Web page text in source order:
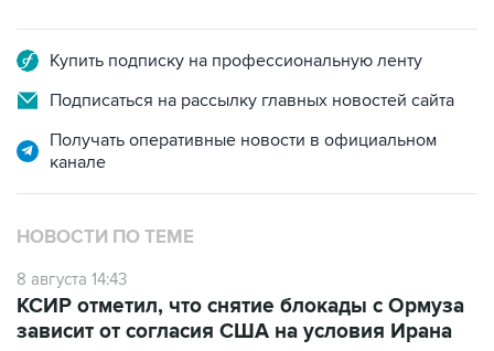
Купить подписку на профессиональную ленту
Подписаться на рассылку главных новостей сайта
Получать оперативные новости в официальном
канале
НОВОСТИ ПО ТЕМЕ
8 августа 14:43
КСИР отметил, что снятие блокады с Ормуза
зависит от согласия США на условия Ирана